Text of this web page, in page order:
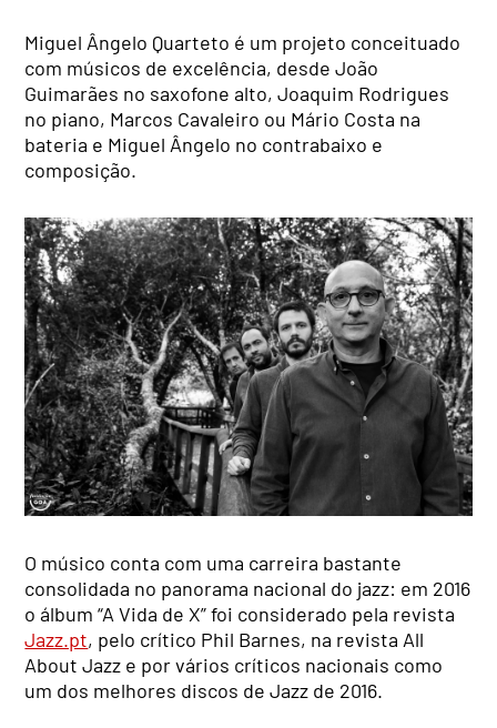
Miguel Ângelo Quarteto é um projeto conceituado
com músicos de excelência, desde João
Guimarães no saxofone alto, Joaquim Rodrigues
no piano, Marcos Cavaleiro ou Mário Costa na
bateria e Miguel Ângelo no contrabaixo e
composição.
O músico conta com uma carreira bastante
consolidada no panorama nacional do jazz: em 2016
o álbum “A Vida de X” foi considerado pela revista
Jazz.pt, pelo crítico Phil Barnes, na revista All
About Jazz e por vários críticos nacionais como
um dos melhores discos de Jazz de 2016.